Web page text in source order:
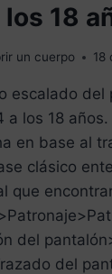
18
un cuerpo 18
escalado del
a los 18
en base al
clásico
que
del
del